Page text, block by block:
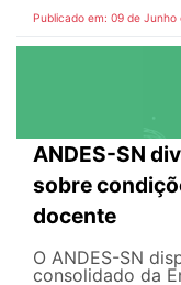
Publicado em: 09 de Junho
ANDES-SN
sobre
docente
O ANDES-SN
consolidado da